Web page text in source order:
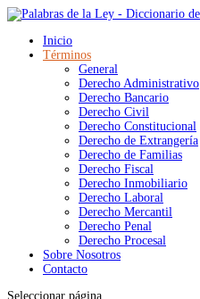
Inicio
Términos
General
Derecho Administrativo
Derecho Bancario
Derecho Civil
Derecho Constitucional
Derecho de Extrangería
Derecho de Familias
Derecho Fiscal
Derecho Inmobiliario
Derecho Laboral
Derecho Mercantil
Derecho Penal
Derecho Procesal
Sobre Nosotros
Contacto
Seleccionar página